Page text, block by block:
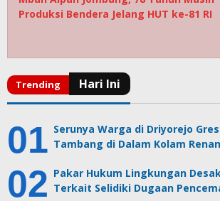
Produksi Bendera Jelang HUT ke-81 RI
Serunya Warga di Driyorejo
Tambang di Dalam Kolam
Pakar Hukum Lingkungan
Terkait Selidiki Dugaan